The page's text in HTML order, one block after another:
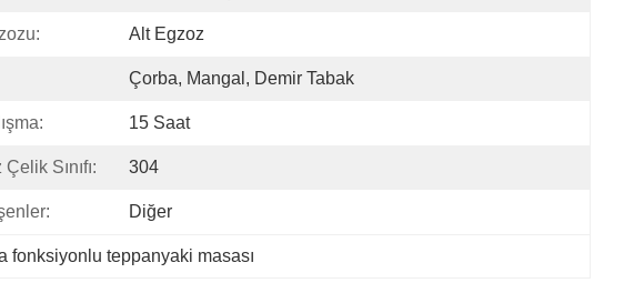
Alt Egzoz
Çorba, Mangal, Demir Tabak
15 Saat
Sınıfı: 304
Diğer
fonksiyonlu teppanyaki masası